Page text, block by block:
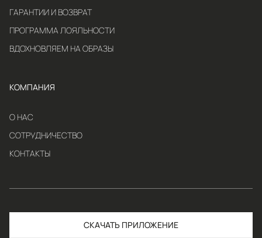
ГАРАНТИИ И ВОЗВРАТ
ПРОГРАММА ЛОЯЛЬНОСТИ
ВДОХНОВЛЯЕМ НА ОБРАЗЫ
КОМПАНИЯ
О НАС
СОТРУДНИЧЕСТВО
КОНТАКТЫ
СКАЧАТЬ